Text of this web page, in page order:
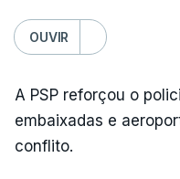
OUVIR
A PSP reforçou o
embaixadas e
conflito.